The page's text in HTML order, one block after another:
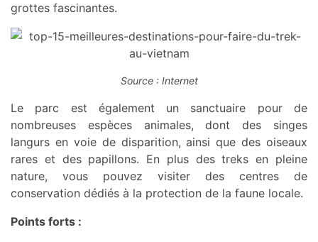
grottes fascinantes.
Source : Internet
Le parc est également un sanctuaire pour de
nombreuses espèces animales, dont des singes
langurs en voie de disparition, ainsi que des oiseaux
rares et des papillons. En plus des treks en pleine
nature, vous pouvez visiter des centres de
conservation dédiés à la protection de la faune locale.
Points forts :